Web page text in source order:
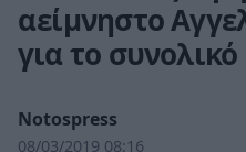
αείμνηστο
για το
Notospress
08/03/2019 08:16